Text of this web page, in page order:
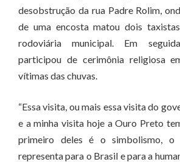
desobstrução da rua Padre Rolim,
de uma encosta matou dois
rodoviária municipal. Em
participou de cerimônia religiosa
vítimas das chuvas.
“Essa visita, ou mais essa visita do
e a minha visita hoje a Ouro Preto
primeiro deles é o simbolismo, o
representa para o Brasil e para a